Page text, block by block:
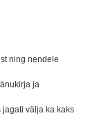
ning nendele
ja
jagati välja ka kaks